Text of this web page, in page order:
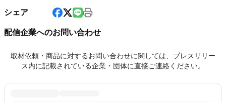
シェア
配信企業へのお問い合わせ
取材依頼・商品に対するお問い合わせに関しては、プレスリリー
ス内に記載されている企業・団体に直接ご連絡ください。